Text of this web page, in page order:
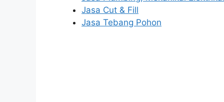
Jasa Cut & Fill
Jasa Tebang Pohon